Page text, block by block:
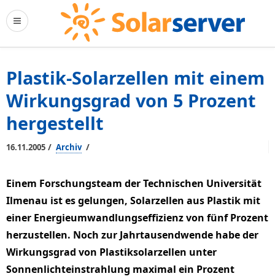
Plastik-Solarzellen mit einem
Wirkungsgrad von 5 Prozent
hergestellt
16.11.2005 / Archiv /
Einem Forschungsteam der Technischen Universität
Ilmenau ist es gelungen, Solarzellen aus Plastik mit
einer Energieumwandlungseffizienz von fünf Prozent
herzustellen. Noch zur Jahrtausendwende habe der
Wirkungsgrad von Plastiksolarzellen unter
Sonnenlichteinstrahlung maximal ein Prozent